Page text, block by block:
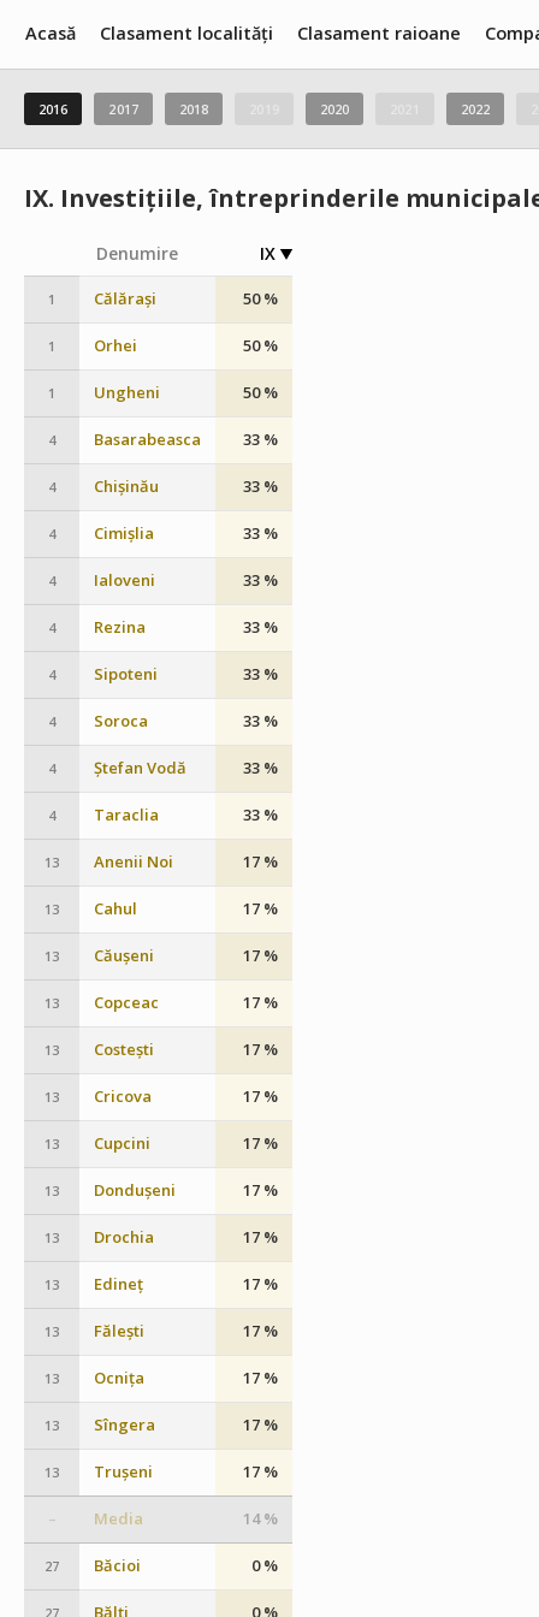
Acasă Clasament localități Clasament raioane
2016 2017 2018 2020 2022
IX. Investițiile, întreprinderile
Denumire IX
1 Călărași 50 %
1 Orhei 50 %
1 Ungheni 50 %
4 Basarabeasca 33 %
4 Chișinău 33 %
4 Cimișlia 33 %
4 Ialoveni 33 %
4 Rezina 33 %
4 Sipoteni 33 %
4 Soroca 33 %
4 Ștefan Vodă 33 %
4 Taraclia 33 %
13 Anenii Noi 17 %
13 Cahul 17 %
13 Căușeni 17 %
13 Copceac 17 %
13 Costești 17 %
13 Cricova 17 %
13 Cupcini 17 %
13 Dondușeni 17 %
13 Drochia 17 %
13 Edineț 17 %
13 Fălești 17 %
13 Ocnița 17 %
13 Sîngera 17 %
13 Trușeni 17 %
– Media 14 %
27 Băcioi 0 %
27 Bălți 0 %